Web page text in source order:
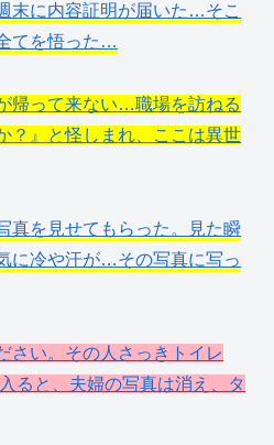
末に内容証明が届いた…そこ
てを悟った…
帰って来ない…職場を訪ねる
？』と怪しまれ、ここは異世
真を見せてもらった。見た瞬
に冷や汗が…その写真に写っ
さい。その人さっきトイレ
ると、夫婦の写真は消え、タ